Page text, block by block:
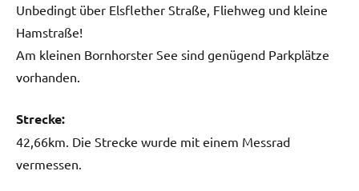
Unbedingt über Elsflether Straße, Fliehweg und kleine
Hamstraße!
Am kleinen Bornhorster See sind genügend Parkplätze
vorhanden.
Strecke:
42,66km. Die Strecke wurde mit einem Messrad
vermessen.